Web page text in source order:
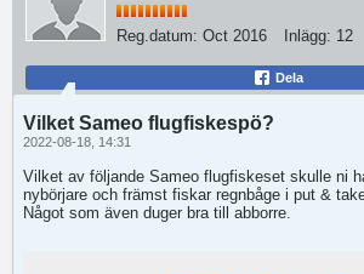
Reg.datum: Oct 2016 Inlägg: 12
Dela
Vilket Sameo flugfiskespö?
2022-08-18, 14:31
Vilket av följande Sameo flugfiskeset skulle ni
nybörjare och främst fiskar regnbåge i put &
Något som även duger bra till abborre.